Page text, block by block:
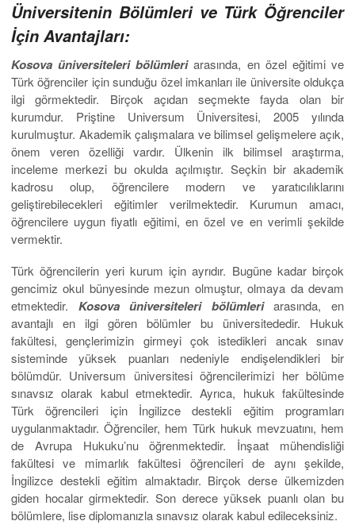
Üniversitenin Bölümleri ve Türk Öğrenciler
İçin Avantajları:
Kosova üniversiteleri bölümleriarasında, en özel eğitimi ve
Türk öğrenciler için sunduğu özel imkanları ile üniversite oldukça
ilgi görmektedir. Birçok açıdan seçmekte fayda olan bir
kurumdur. Priştine Universum Üniversitesi, 2005 yılında
kurulmuştur. Akademik çalışmalara ve bilimsel gelişmelere açık,
önem veren özelliği vardır. Ülkenin ilk bilimsel araştırma,
inceleme merkezi bu okulda açılmıştır. Seçkin bir akademik
kadrosu olup, öğrencilere modern ve yaratıcılıklarını
geliştirebilecekleri eğitimler verilmektedir. Kurumun amacı,
öğrencilere uygun fiyatlı eğitimi, en özel ve en verimli şekilde
vermektir.
Türk öğrencilerin yeri kurum için ayrıdır. Bugüne kadar birçok
gencimiz okul bünyesinde mezun olmuştur, olmaya da devam
etmektedir. Kosova üniversiteleri bölümleriarasında, en
avantajlı en ilgi gören bölümler bu üniversitededir. Hukuk
fakültesi, gençlerimizin girmeyi çok istedikleri ancak sınav
sisteminde yüksek puanları nedeniyle endişelendikleri bir
bölümdür. Universum üniversitesi öğrencilerimizi her bölüme
sınavsız olarak kabul etmektedir. Ayrıca, hukuk fakültesinde
Türk öğrencileri için İngilizce destekli eğitim programları
uygulanmaktadır. Öğrenciler, hem Türk hukuk mevzuatını, hem
de Avrupa Hukuku’nu öğrenmektedir. İnşaat mühendisliği
fakültesi ve mimarlık fakültesi öğrencileri de aynı şekilde,
İngilizce destekli eğitim almaktadır. Birçok derse ülkemizden
giden hocalar girmektedir. Son derece yüksek puanlı olan bu
bölümlere, lise diplomanızla sınavsız olarak kabul edileceksiniz.